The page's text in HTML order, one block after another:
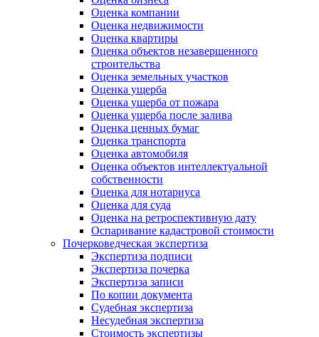
Оценка компании
Оценка недвижимости
Оценка квартиры
Оценка объектов незавершенного
строительства
Оценка земельных участков
Оценка ущерба
Оценка ущерба от пожара
Оценка ущерба после залива
Оценка ценных бумаг
Оценка транспорта
Оценка автомобиля
Оценка объектов интеллектуальной
собственности
Оценка для нотариуса
Оценка для суда
Оценка на ретроспективную дату
Оспаривание кадастровой стоимости
Почерковедческая экспертиза
Экспертиза подписи
Экспертиза почерка
Экспертиза записи
По копии документа
Судебная экспертиза
Несудебная экспертиза
Стоимость экспертизы